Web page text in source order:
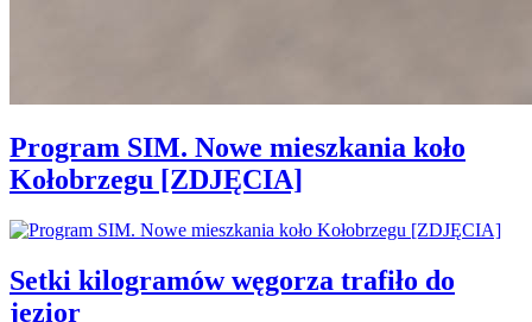
Program SIM. Nowe mieszkania koło
Kołobrzegu [ZDJĘCIA]
Setki kilogramów węgorza trafiło do
jezior